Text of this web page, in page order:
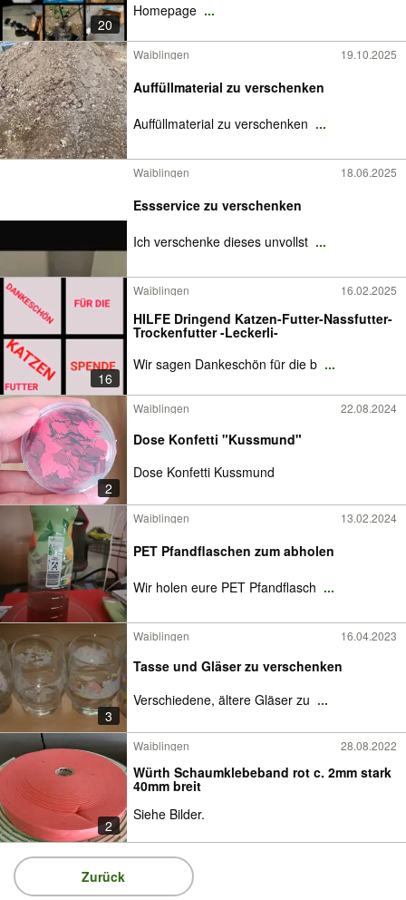
20
Homepage ...
Waiblingen 19.10.2025
Auffüllmaterial zu verschenken
Auffüllmaterial zu verschenken ...
Waiblingen 18.06.2025
Essservice zu verschenken
Ich verschenke dieses unvollst ...
16
Waiblingen 16.02.2025
HILFE Dringend Katzen-Futter-Nassfutter-
Trockenfutter -Leckerli-
Wir sagen Dankeschön für die b ...
2
Waiblingen 22.08.2024
Dose Konfetti "Kussmund"
Dose Konfetti Kussmund
Waiblingen 13.02.2024
PET Pfandflaschen zum abholen
Wir holen eure PET Pfandflasch ...
3
Waiblingen 16.04.2023
Tasse und Gläser zu verschenken
Verschiedene, ältere Gläser zu ...
2
Waiblingen 28.08.2022
Würth Schaumklebeband rot c. 2mm stark
40mm breit
Siehe Bilder.
Zurück